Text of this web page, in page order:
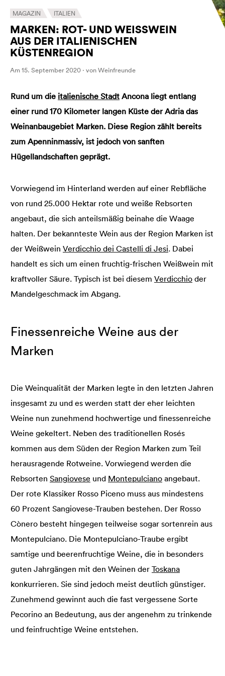
MAGAZIN ITALIEN
MARKEN: ROT- UND WEISSWEIN A
US DER ITALIENISCHEN K
ÜSTENREGION
Am 15. September 2020 · von Weinfreunde
Rund um die italienische Stadt Ancona liegt entlang
einer rund 170 Kilometer langen Küste der Adria das
Weinanbaugebiet Marken. Diese Region zählt bereits
zum Apenninmassiv, ist jedoch von sanften
Hügellandschaften geprägt.
Vorwiegend im Hinterland werden auf einer Rebfläche
von rund 25.000 Hektar rote und weiße Rebsorten
angebaut, die sich anteilsmäßig beinahe die Waage
halten. Der bekannteste Wein aus der Region Marken ist
der Weißwein Verdicchio dei Castelli di Jesi. Dabei
handelt es sich um einen fruchtig-frischen Weißwein mit
kraftvoller Säure. Typisch ist bei diesem Verdicchio der
Mandelgeschmack im Abgang.
Finessenreiche Weine aus der
Marken
Die Weinqualität der Marken legte in den letzten Jahren
insgesamt zu und es werden statt der eher leichten
Weine nun zunehmend hochwertige und finessenreiche
Weine gekeltert. Neben des traditionellen Rosés
kommen aus dem Süden der Region Marken zum Teil
herausragende Rotweine. Vorwiegend werden die
Rebsorten Sangiovese und Montepulciano angebaut.
Der rote Klassiker Rosso Piceno muss aus mindestens
60 Prozent Sangiovese-Trauben bestehen. Der Rosso
Cònero besteht hingegen teilweise sogar sortenrein aus
Montepulciano. Die Montepulciano-Traube ergibt
samtige und beerenfruchtige Weine, die in besonders
guten Jahrgängen mit den Weinen der Toskana
konkurrieren. Sie sind jedoch meist deutlich günstiger.
Zunehmend gewinnt auch die fast vergessene Sorte
Pecorino an Bedeutung, aus der angenehm zu trinkende
und feinfruchtige Weine entstehen.